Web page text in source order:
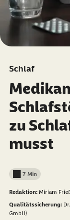
Schlaf
zu
musst
Lesedauer weniger als
7 Min
Redaktion: Miriam
Qualitätssicherung:
GmbH)